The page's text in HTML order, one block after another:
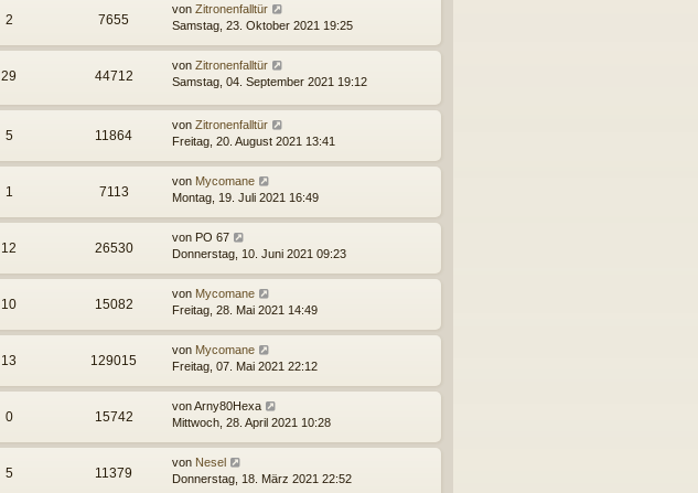
2 7655
von Zitronenfalltür
Samstag, 23. Oktober 2021 19:25
29 44712
von Zitronenfalltür
Samstag, 04. September 2021 19:12
5 11864
von Zitronenfalltür
Freitag, 20. August 2021 13:41
1 7113
von Mycomane
Montag, 19. Juli 2021 16:49
12 26530
von PO 67
Donnerstag, 10. Juni 2021 09:23
10 15082
von Mycomane
Freitag, 28. Mai 2021 14:49
13 129015
von Mycomane
Freitag, 07. Mai 2021 22:12
0 15742
vonArny80Hexa
Mittwoch, 28. April 2021 10:28
5 11379
von Nesel
Donnerstag, 18. März 2021 22:52